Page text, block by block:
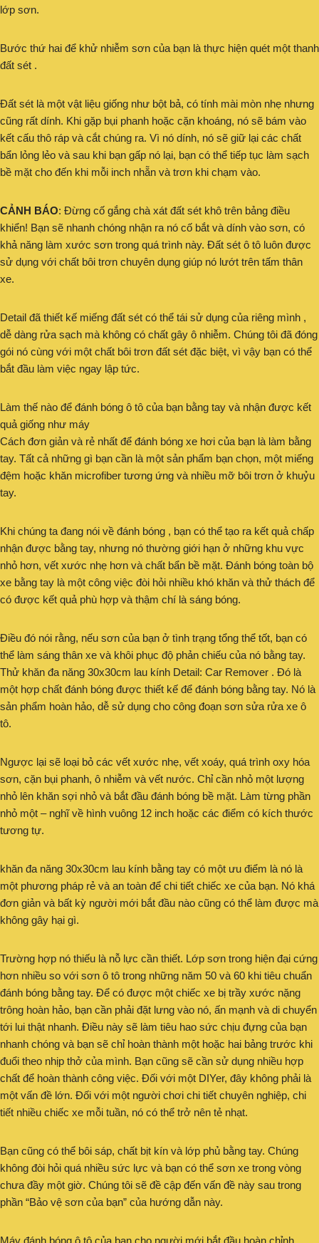
lớp sơn.
Bước thứ hai để khử nhiễm sơn của bạn là thực hiện quét một thanh
đất sét .
Đất sét là một vật liệu giống như bột bả, có tính mài mòn nhẹ nhưng
cũng rất dính. Khi gặp bụi phanh hoặc cặn khoáng, nó sẽ bám vào
kết cấu thô ráp và cắt chúng ra. Vì nó dính, nó sẽ giữ lại các chất
bẩn lỏng lẻo và sau khi bạn gấp nó lại, bạn có thể tiếp tục làm sạch
bề mặt cho đến khi mỗi inch nhẵn và trơn khi chạm vào.
CẢNH BÁO: Đừng cố gắng chà xát đất sét khô trên bảng điều
khiển! Bạn sẽ nhanh chóng nhận ra nó cố bắt và dính vào sơn, có
khả năng làm xước sơn trong quá trình này. Đất sét ô tô luôn được
sử dụng với chất bôi trơn chuyên dụng giúp nó lướt trên tấm thân
xe.
Detail đã thiết kế miếng đất sét có thể tái sử dụng của riêng mình ,
dễ dàng rửa sạch mà không có chất gây ô nhiễm. Chúng tôi đã đóng
gói nó cùng với một chất bôi trơn đất sét đặc biệt, vì vậy bạn có thể
bắt đầu làm việc ngay lập tức.
Làm thế nào để đánh bóng ô tô của bạn bằng tay và nhận được kết
quả giống như máy
Cách đơn giản và rẻ nhất để đánh bóng xe hơi của bạn là làm bằng
tay. Tất cả những gì bạn cần là một sản phẩm bạn chọn, một miếng
đệm hoặc khăn microfiber tương ứng và nhiều mỡ bôi trơn ở khuỷu
tay.
Khi chúng ta đang nói về đánh bóng , bạn có thể tạo ra kết quả chấp
nhận được bằng tay, nhưng nó thường giới hạn ở những khu vực
nhỏ hơn, vết xước nhẹ hơn và chất bẩn bề mặt. Đánh bóng toàn bộ
xe bằng tay là một công việc đòi hỏi nhiều khó khăn và thử thách để
có được kết quả phù hợp và thậm chí là sáng bóng.
Điều đó nói rằng, nếu sơn của bạn ở tình trạng tổng thể tốt, bạn có
thể làm sáng thân xe và khôi phục độ phản chiếu của nó bằng tay.
Thử khăn đa năng 30x30cm lau kính Detail: Car Remover . Đó là
một hợp chất đánh bóng được thiết kế để đánh bóng bằng tay. Nó là
sản phẩm hoàn hảo, dễ sử dụng cho công đoạn sơn sửa rửa xe ô
tô.
Ngược lại sẽ loại bỏ các vết xước nhẹ, vết xoáy, quá trình oxy hóa
sơn, cặn bụi phanh, ô nhiễm và vết nước. Chỉ cần nhỏ một lượng
nhỏ lên khăn sợi nhỏ và bắt đầu đánh bóng bề mặt. Làm từng phần
nhỏ một – nghĩ về hình vuông 12 inch hoặc các điểm có kích thước
tương tự.
khăn đa năng 30x30cm lau kính bằng tay có một ưu điểm là nó là
một phương pháp rẻ và an toàn để chi tiết chiếc xe của bạn. Nó khá
đơn giản và bất kỳ người mới bắt đầu nào cũng có thể làm được mà
không gây hại gì.
Trường hợp nó thiếu là nỗ lực cần thiết. Lớp sơn trong hiện đại cứng
hơn nhiều so với sơn ô tô trong những năm 50 và 60 khi tiêu chuẩn
đánh bóng bằng tay. Để có được một chiếc xe bị trầy xước nặng
trông hoàn hảo, bạn cần phải đặt lưng vào nó, ấn mạnh và di chuyển
tới lui thật nhanh. Điều này sẽ làm tiêu hao sức chịu đựng của bạn
nhanh chóng và bạn sẽ chỉ hoàn thành một hoặc hai bảng trước khi
đuổi theo nhịp thở của mình. Bạn cũng sẽ cần sử dụng nhiều hợp
chất để hoàn thành công việc. Đối với một DIYer, đây không phải là
một vấn đề lớn. Đối với một người chơi chi tiết chuyên nghiệp, chi
tiết nhiều chiếc xe mỗi tuần, nó có thể trở nên tẻ nhạt.
Bạn cũng có thể bôi sáp, chất bịt kín và lớp phủ bằng tay. Chúng
không đòi hỏi quá nhiều sức lực và bạn có thể sơn xe trong vòng
chưa đầy một giờ. Chúng tôi sẽ đề cập đến vấn đề này sau trong
phần “Bảo vệ sơn của bạn” của hướng dẫn này.